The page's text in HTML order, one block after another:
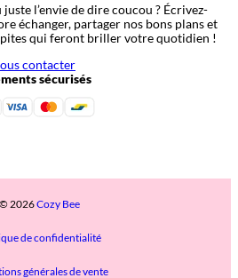
l’envie de dire coucou ? Écrivez-
échanger, partager nos bons plans et
qui feront briller votre quotidien !
contacter
sécurisés
© 2026Cozy Bee
de confidentialité
générales de vente